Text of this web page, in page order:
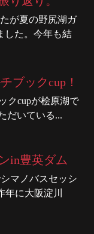
が夏の野尻湖ガ
した。今年も結
ブックcup！
クcupが桧原湖で
だいている...
in豊英ダム
マノバスセッシ
年に大阪淀川